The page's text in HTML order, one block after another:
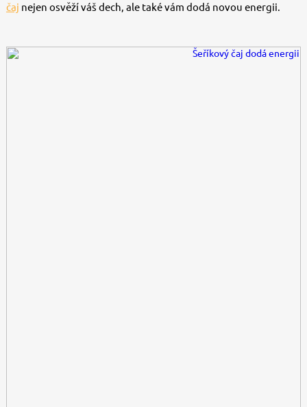
čaj nejen osvěží váš dech, ale také vám dodá novou energii.